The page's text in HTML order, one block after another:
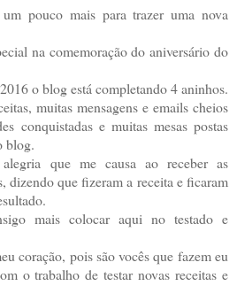
pouco mais para trazer uma nova
na comemoração do aniversário do
o blog está completando 4 aninhos.
muitas mensagens e emails cheios
conquistadas e muitas mesas postas
blog.
que me causa ao receber as
dizendo que fizeram a receita e ficaram
mais colocar aqui no testado e
coração, pois são vocês que fazem eu
o trabalho de testar novas receitas e